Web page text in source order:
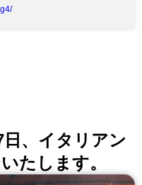
扉を開ければ、和風のデザイ
日、イタリアン
たします。